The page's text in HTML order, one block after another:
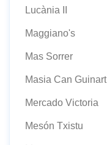
Lucània II
Maggiano's
Mas Sorrer
Masia Can Guinart
Mercado Victoria
Mesón Txistu